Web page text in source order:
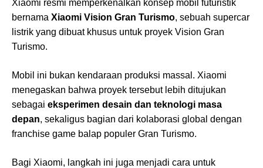
Xiaomi resmi memperkenalkan konsep mobil futuristik
bernama Xiaomi Vision Gran Turismo, sebuah supercar
listrik yang dibuat khusus untuk proyek Vision Gran
Turismo.
Mobil ini bukan kendaraan produksi massal. Xiaomi
menegaskan bahwa proyek tersebut lebih ditujukan
sebagai eksperimen desain dan teknologi masa
depan, sekaligus bagian dari kolaborasi global dengan
franchise game balap populer Gran Turismo.
Bagi Xiaomi, langkah ini juga menjadi cara untuk